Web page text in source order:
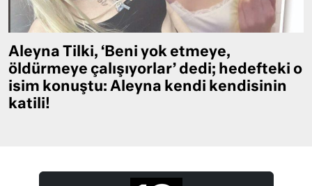
Aleyna Tilki, ‘Beni yok etmeye,
öldürmeye çalışıyorlar’ dedi; hedefteki o
isim konuştu: Aleyna kendi kendisinin
katili!